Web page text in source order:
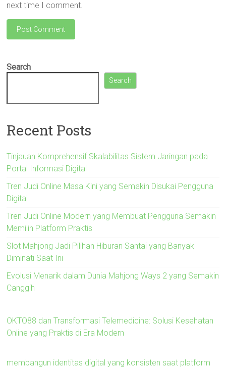
next time I comment.
Search
Search
Recent Posts
Tinjauan Komprehensif Skalabilitas Sistem Jaringan pada
Portal Informasi Digital
Tren Judi Online Masa Kini yang Semakin Disukai Pengguna
Digital
Tren Judi Online Modern yang Membuat Pengguna Semakin
Memilih Platform Praktis
Slot Mahjong Jadi Pilihan Hiburan Santai yang Banyak
Diminati Saat Ini
Evolusi Menarik dalam Dunia Mahjong Ways 2 yang Semakin
Canggih
OKTO88 dan Transformasi Telemedicine: Solusi Kesehatan
Online yang Praktis di Era Modern
membangun identitas digital yang konsisten saat platform